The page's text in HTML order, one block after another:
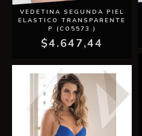
VEDETINA SEGUNDA PIEL
ELASTICO TRANSPARENTE
P (CO5573.)
$4.647,44